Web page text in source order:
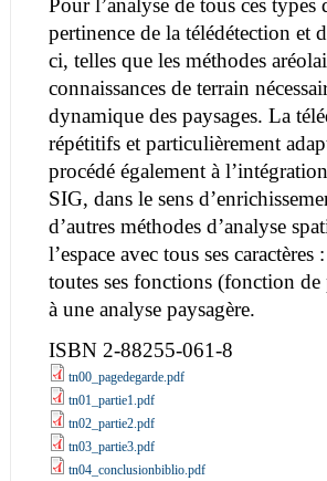
Pour l’analyse de tous ces
pertinence de la télédétection et
ci, telles que les méthodes
connaissances de terrain
dynamique des paysages. La
répétitifs et particulièrement
procédé également à
SIG, dans le sens
d’autres méthodes d’analyse
l’espace avec tous ses
toutes ses fonctions (fonction
à une analyse paysagère.
ISBN 2-88255-061-8
tn00_pagedegarde.pdf
tn01_partie1.pdf
tn02_partie2.pdf
tn03_partie3.pdf
tn04_conclusionbiblio.pdf